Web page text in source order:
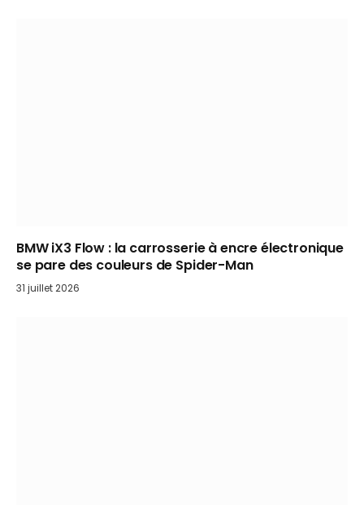
BMW iX3 Flow : la carrosserie à encre électronique
se pare des couleurs de Spider-Man
31 juillet 2026